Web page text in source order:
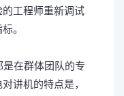
工程师重新调试
。
在群体团队的专
讲机的特点是，